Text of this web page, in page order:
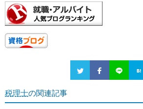
税理士の関連記事